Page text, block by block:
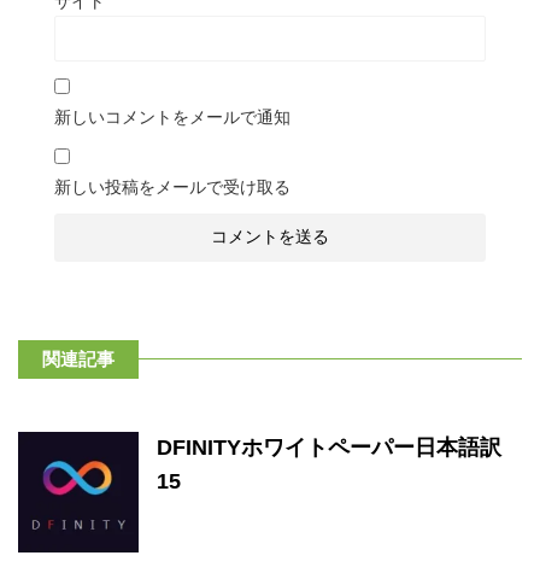
新しいコメントをメールで通知
新しい投稿をメールで受け取る
関連記事
DFINITYホワイトペーパー日本語訳
15